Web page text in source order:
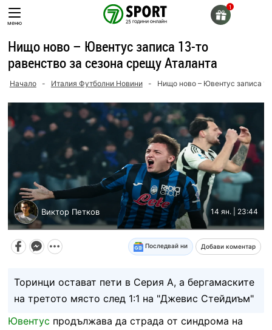
Skip
toменю
Нищо ново – Ювентус записа 13-то
равенство за сезона срещу Аталанта
Начало - Италия Футболни Новини - Нищо ново – Ювентус записа
Виктор Петков 14 ян. | 23:44
Последвай ни Добави коментар
Торинци остават пети в Серия А, а бергамаските
на третото място след 1:1 на "Джевис Стейдиъм"
Ювентус продължава да страда от синдрома на